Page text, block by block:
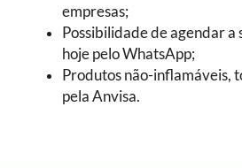
empresas;
Possibilidade de agendar a
hoje pelo WhatsApp;
Produtos não-inflamáveis,
pela Anvisa.